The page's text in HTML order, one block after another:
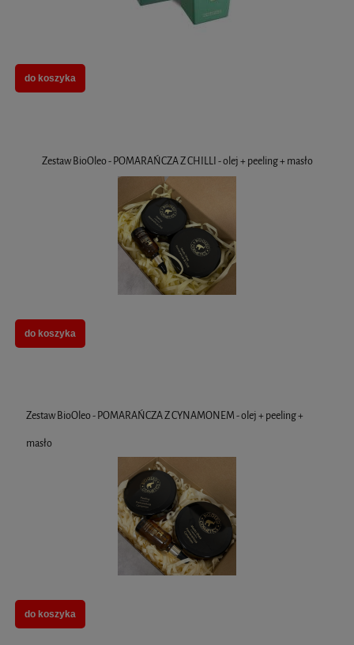
do koszyka
Zestaw BioOleo - POMARAŃCZA Z CHILLI - olej + peeling + masło
do koszyka
Zestaw BioOleo - POMARAŃCZA Z CYNAMONEM - olej + peeling +
masło
do koszyka